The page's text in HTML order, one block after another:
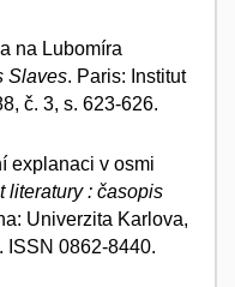
na Lubomíra
Slaves. Paris: Institut
č. 3, s. 623-626.
explanaci v osmi
literatury : časopis
Univerzita Karlova,
ISSN 0862-8440.